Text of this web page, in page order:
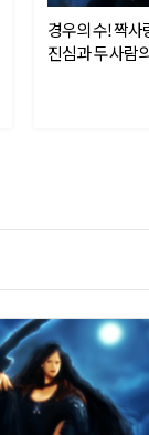
경우의 수! 짝사
진심과 두 사람